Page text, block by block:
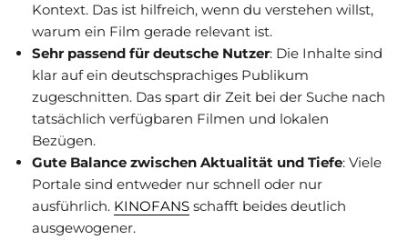
Kontext. Das ist hilfreich, wenn du verstehen willst,
warum ein Film gerade relevant ist.
Sehr passend für deutsche Nutzer: Die Inhalte sind
klar auf ein deutschsprachiges Publikum
zugeschnitten. Das spart dir Zeit bei der Suche nach
tatsächlich verfügbaren Filmen und lokalen
Bezügen.
Gute Balance zwischen Aktualität und Tiefe: Viele
Portale sind entweder nur schnell oder nur
ausführlich. KINOFANS schafft beides deutlich
ausgewogener.